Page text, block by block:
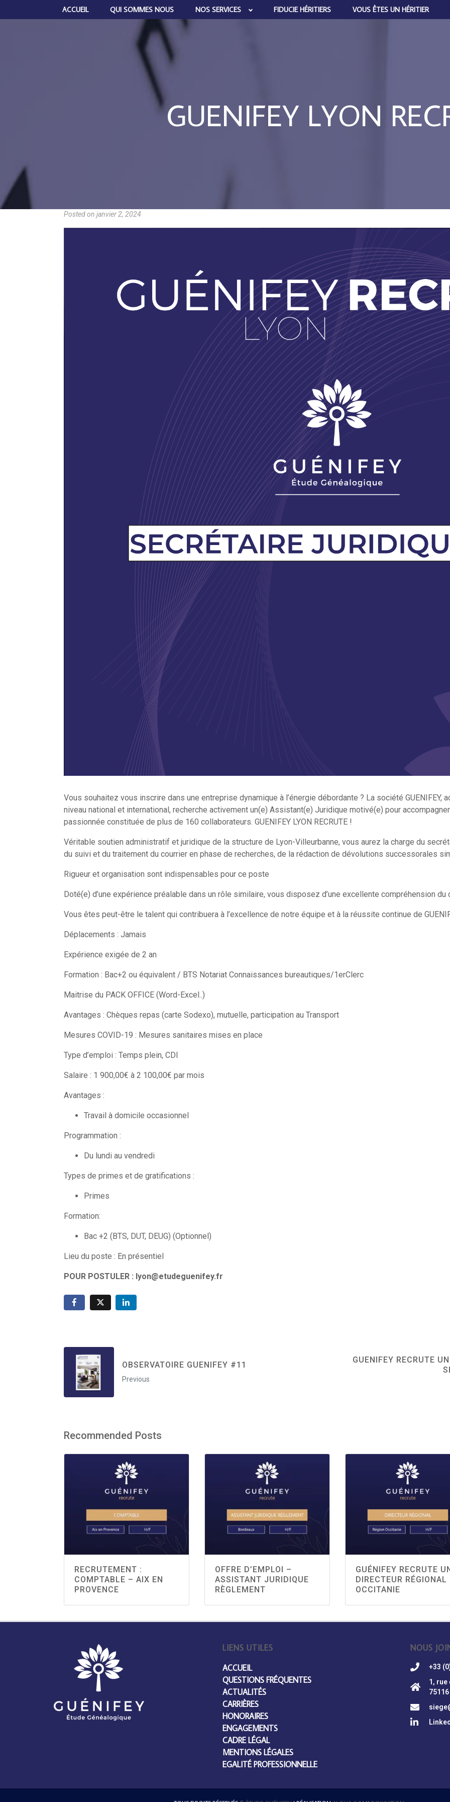
ACCUEIL QUI SOMMES NOUS NOS SERVICES FIDUCIE HÉRITIERS VOUS ÊTES UN HÉRITIER
GUENIFEY LYON
Posted on janvier 2, 2024
Vous souhaitez vous inscrire dans une entreprise dynamique à l’énergie débordante ? La société GUENIFEY,
niveau national et international, recherche activement un(e) Assistant(e) Juridique motivé(e) pour
passionnée constituée de plus de 160 collaborateurs. GUENIFEY LYON RECRUTE !
Véritable soutien administratif et juridique de la structure de Lyon-Villeurbanne, vous aurez la charge du
du suivi et du traitement du courrier en phase de recherches, de la rédaction de dévolutions successorales
Rigueur et organisation sont indispensables pour ce poste
Doté(e) d’une expérience préalable dans un rôle similaire, vous disposez d’une excellente compréhension
Vous êtes peut-être le talent qui contribuera à l’excellence de notre équipe et à la réussite continue de
Déplacements : Jamais
Expérience exigée de 2 an
Formation : Bac+2 ou équivalent / BTS Notariat Connaissances bureautiques/1erClerc
Maitrise du PACK OFFICE (Word-Excel..)
Avantages : Chèques repas (carte Sodexo), mutuelle, participation au Transport
Mesures COVID-19 : Mesures sanitaires mises en place
Type d’emploi : Temps plein, CDI
Salaire : 1 900,00€ à 2 100,00€ par mois
Avantages :
Travail à domicile occasionnel
Programmation :
Du lundi au vendredi
Types de primes et de gratifications :
Primes
Formation:
Bac +2 (BTS, DUT, DEUG) (Optionnel)
Lieu du poste : En présentiel
POUR POSTULER : lyon@etudeguenifey.fr
OBSERVATOIRE GUENIFEY #11
Previous
GUENIFEY RECRUTE
Recommended Posts
RECRUTEMENT :
COMPTABLE – AIX EN
PROVENCE
OFFRE D’EMPLOI –
ASSISTANT JURIDIQUE
RÈGLEMENT
GUÉNIFEY RECRUTE UN
DIRECTEUR RÉGIONAL
OCCITANIE
LIENS UTILES
ACCUEIL
QUESTIONS FRÉQUENTES
ACTUALITÉS
CARRIÈRES
HONORAIRES
ENGAGEMENTS
CADRE LÉGAL
MENTIONS LÉGALES
EGALITÉ PROFESSIONNELLE
NOUS
+33
1, rue
75116